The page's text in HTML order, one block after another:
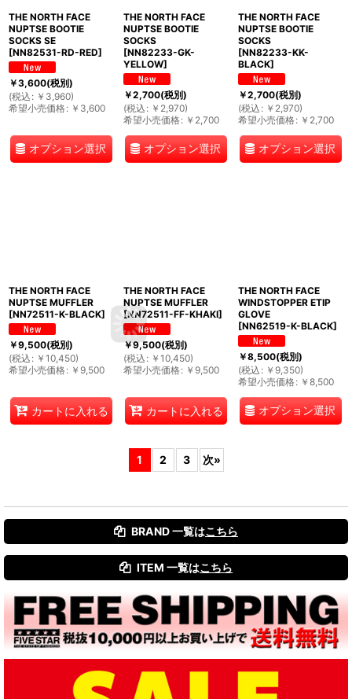
THE NORTH FACE
NUPTSE BOOTIE
SOCKS SE
[NN82531-RD-RED]
￥3,600(税別)
(税込 : ￥ 3,960)
希望小売価格: ￥ 3,600
オプション選択
THE NORTH FACE
NUPTSE BOOTIE
SOCKS
[NN82233-GK-
YELLOW]
￥2,700(税別)
(税込 : ￥ 2,970)
希望小売価格: ￥ 2,700
オプション選択
THE NORTH FACE
NUPTSE BOOTIE
SOCKS
[NN82233-KK-
BLACK]
￥2,700(税別)
(税込 : ￥ 2,970)
希望小売価格: ￥ 2,700
オプション選択
THE NORTH FACE
NUPTSE MUFFLER
[NN72511-K-BLACK]
￥9,500(税別)
(税込 : ￥ 10,450)
希望小売価格: ￥ 9,500
カートに入れる
THE NORTH FACE
NUPTSE MUFFLER
[NN72511-FF-KHAKI]
￥9,500(税別)
(税込 : ￥ 10,450)
希望小売価格: ￥ 9,500
カートに入れる
THE NORTH FACE
WINDSTOPPER ETIP
GLOVE
[NN62519-K-BLACK]
￥8,500(税別)
(税込 : ￥ 9,350)
希望小売価格: ￥ 8,500
オプション選択
1 2 3 次»
BRAND 一覧はこちら
ITEM 一覧はこちら